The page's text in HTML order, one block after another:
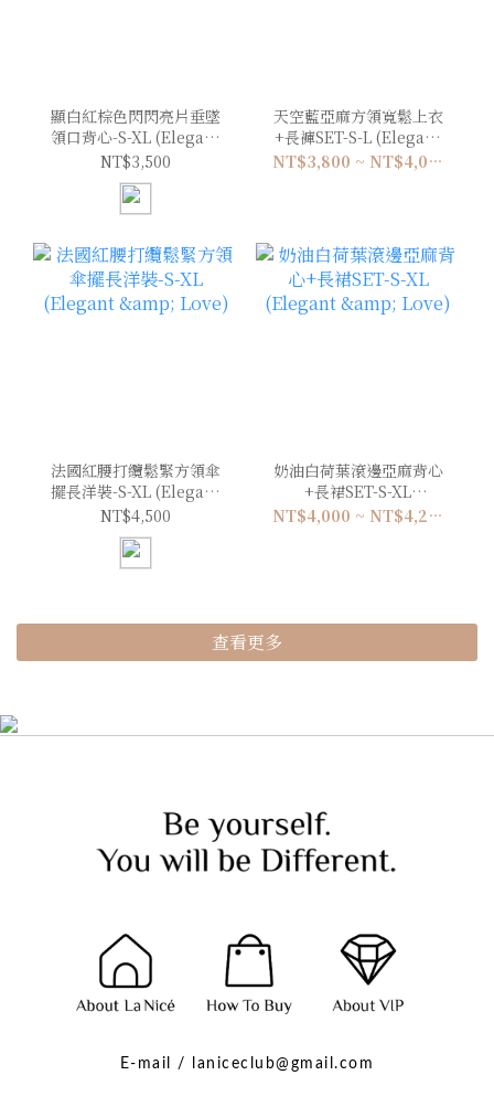
顯白紅棕色閃閃亮片垂墜
領口背心-S-XL (Elegant
& Love)
NT$3,500
天空藍亞麻方領寬鬆上衣
+長褲SET-S-L (Elegant
& Love)
NT$3,800 ~ NT$4,000
法國紅腰打纜鬆緊方領傘
擺長洋裝-S-XL (Elegant
& Love)
NT$4,500
奶油白荷葉滾邊亞麻背心
+長裙SET-S-XL
(Elegant & Love) NT$4,000 ~ NT$4,200
查看更多
E-mail / laniceclub@gmail.com